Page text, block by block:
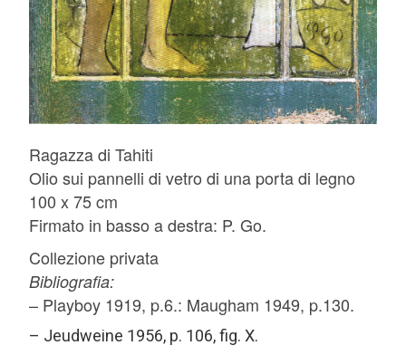
Ragazza di Tahiti
Olio sui pannelli di vetro di una porta di legno
100 x 75 cm
Firmato in basso a destra: P. Go.
Collezione privata
Bibliografia:
– Playboy 1919, p.6.: Maugham 1949, p.130.
– Jeudweine 1956, p. 106, fig. X.